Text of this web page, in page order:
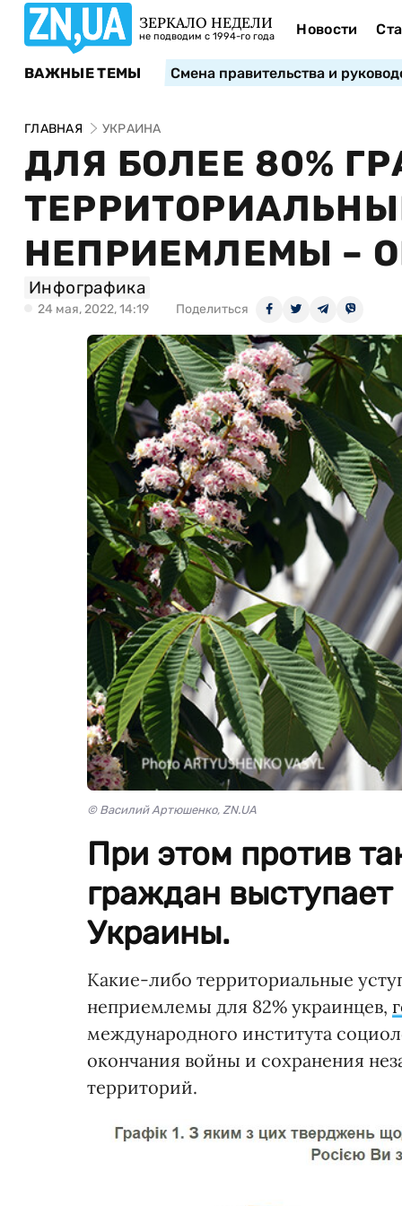
ЗЕРКАЛО НЕДЕЛИ
не подводим с 1994-го года Новости
ВАЖНЫЕ ТЕМЫ Смена правительства и
ГЛАВНАЯ УКРАИНА
ДЛЯ БОЛЕЕ 80%
НЕПРИЕМЛЕМЫ –
Инфографика
24 мая, 2022, 14:19 Поделиться
© Василий Артюшенко, ZN.UA
При этом против
граждан выступает
Украины.
Какие-либо территориальные
неприемлемы для 82% украинцев,
международного института
окончания войны и сохранения
территорий.